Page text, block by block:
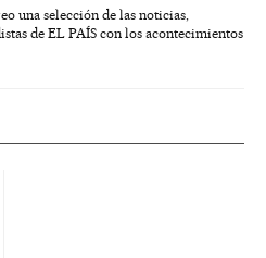
una selección de las noticias,
de EL PAÍS con los acontecimientos